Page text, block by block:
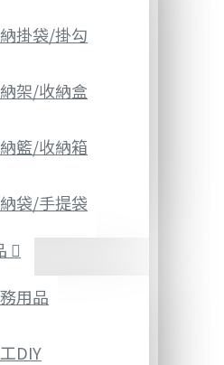
掛袋/掛勾
架/收納盒
籃/收納箱
袋/手提袋
用品
DIY